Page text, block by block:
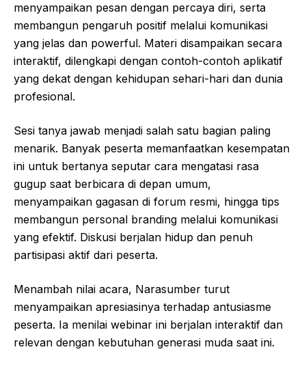
menyampaikan pesan dengan percaya diri, serta
membangun pengaruh positif melalui komunikasi
yang jelas dan powerful. Materi disampaikan secara
interaktif, dilengkapi dengan contoh-contoh aplikatif
yang dekat dengan kehidupan sehari-hari dan dunia
profesional.
Sesi tanya jawab menjadi salah satu bagian paling
menarik. Banyak peserta memanfaatkan kesempatan
ini untuk bertanya seputar cara mengatasi rasa
gugup saat berbicara di depan umum,
menyampaikan gagasan di forum resmi, hingga tips
membangun personal branding melalui komunikasi
yang efektif. Diskusi berjalan hidup dan penuh
partisipasi aktif dari peserta.
Menambah nilai acara, Narasumber turut
menyampaikan apresiasinya terhadap antusiasme
peserta. Ia menilai webinar ini berjalan interaktif dan
relevan dengan kebutuhan generasi muda saat ini.